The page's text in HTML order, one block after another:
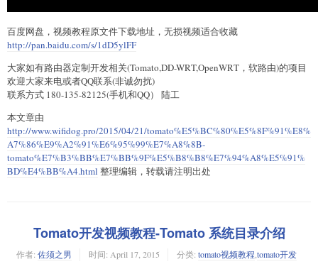
百度网盘，视频教程原文件下载地址，无损视频适合收藏
http://pan.baidu.com/s/1dD5ylFF
大家如有路由器定制开发相关(Tomato,DD-WRT,OpenWRT，软路由)的项目
欢迎大家来电或者QQ联系(非诚勿扰)
联系方式 180-135-82125(手机和QQ） 陆工
本文章由
http://www.wifidog.pro/2015/04/21/tomato%E5%BC%80%E5%8F%91%E8%
A7%86%E9%A2%91%E6%95%99%E7%A8%8B-
tomato%E7%B3%BB%E7%BB%9F%E5%B8%B8%E7%94%A8%E5%91%
BD%E4%BB%A4.html 整理编辑，转载请注明出处
Tomato开发视频教程-Tomato 系统目录介绍
作者: 佐须之男 时间: April 17, 2015 分类: tomato视频教程 tomato开发